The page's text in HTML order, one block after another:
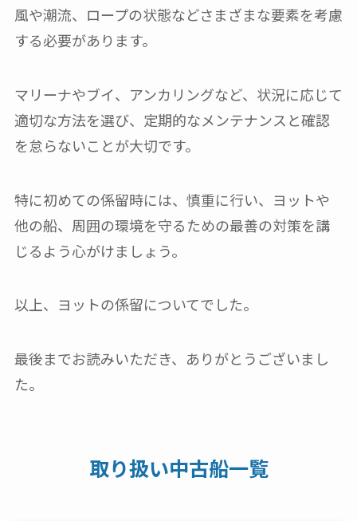
風や潮流、ロープの状態などさまざまな要素を考慮
する必要があります。
マリーナやブイ、アンカリングなど、状況に応じて
適切な方法を選び、定期的なメンテナンスと確認
を怠らないことが大切です。
特に初めての係留時には、慎重に行い、ヨットや
他の船、周囲の環境を守るための最善の対策を講
じるよう心がけましょう。
以上、ヨットの係留についてでした。
最後までお読みいただき、ありがとうございまし
た。
取り扱い中古船一覧